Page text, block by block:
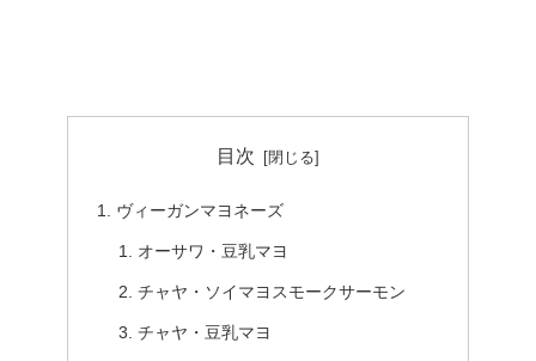
目次
ヴィーガンマヨネーズ
オーサワ・豆乳マヨ
チャヤ・ソイマヨスモークサーモン
チャヤ・豆乳マヨ